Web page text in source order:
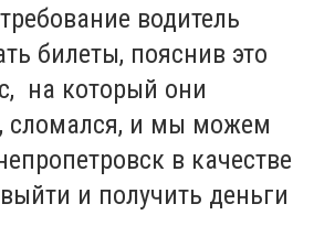
водитель
билеты, пояснив это
на который они
сломался, и мы можем
в качестве
и получить деньги